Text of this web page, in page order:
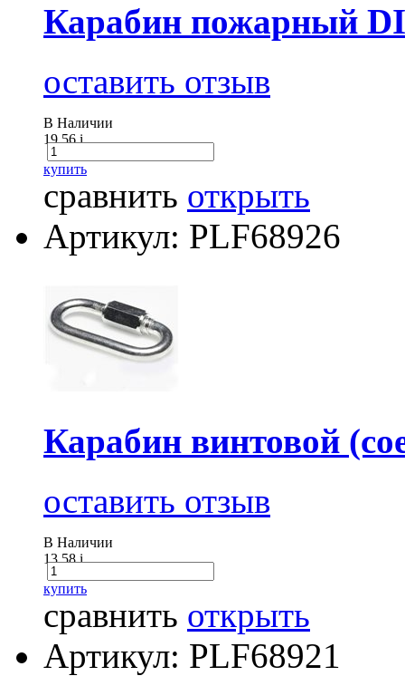
Карабин пожарный
оставить отзыв
В Наличии
19.56i
купить
сравнить открыть
Артикул: PLF68926
Карабин винтовой
оставить отзыв
В Наличии
13.58i
купить
сравнить открыть
Артикул: PLF68921